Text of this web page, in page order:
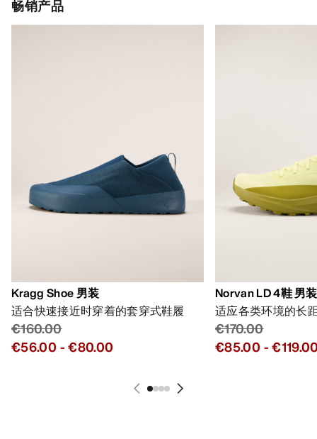
畅销产品
Kragg Shoe 男装
适合快速接近时穿着的套穿式鞋履
€160.00
€56.00 -€80.00
Norvan LD 4鞋 男装
适应各类环境的长
€170.00
€85.00 -